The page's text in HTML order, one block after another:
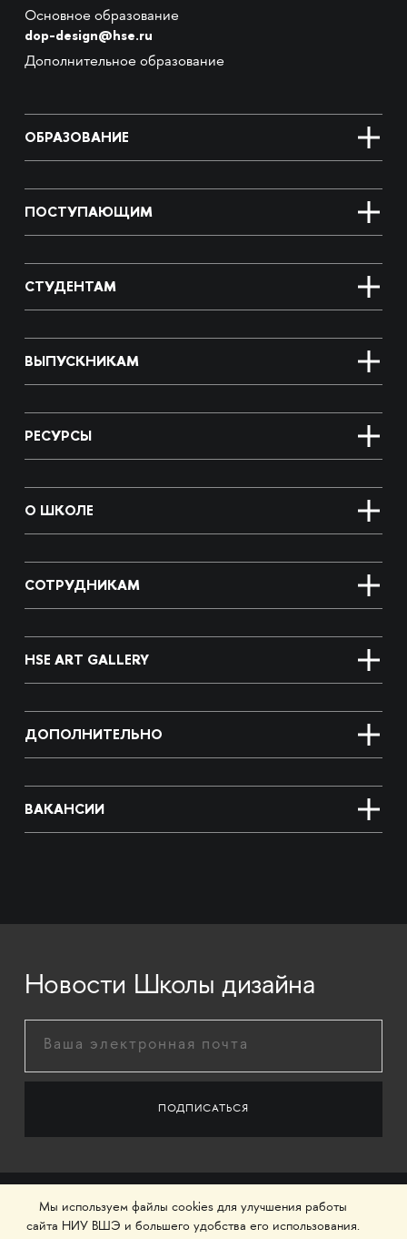
Основное образование
dop-design@hse.ru
Дополнительное образование
ОБРАЗОВАНИЕ
ПОСТУПАЮЩИМ
СТУДЕНТАМ
ВЫПУСКНИКАМ
РЕСУРСЫ
О ШКОЛЕ
СОТРУДНИКАМ
HSE ART GALLERY
ДОПОЛНИТЕЛЬНО
ВАКАНСИИ
Новости Школы дизайна
Мы используем файлы cookies для улучшения работы
сайта НИУ ВШЭ и большего удобства его использования.